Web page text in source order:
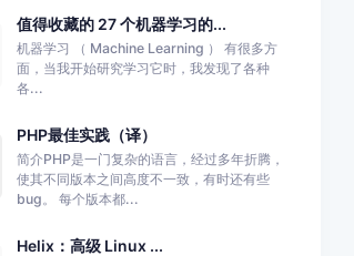
值得收藏的 27 个机器学习的...
机器学习 （ Machine Learning ） 有很多方
面，当我开始研究学习它时，我发现了各种
各...
PHP最佳实践（译）
简介PHP是一门复杂的语言，经过多年折腾，
使其不同版本之间高度不一致，有时还有些
bug。 每个版本都...
Helix：高级 Linux ...